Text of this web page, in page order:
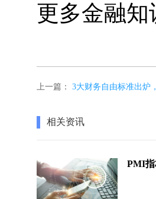
更多金融
上一篇： 3大财务自由标准出炉
相关资讯
PMI指